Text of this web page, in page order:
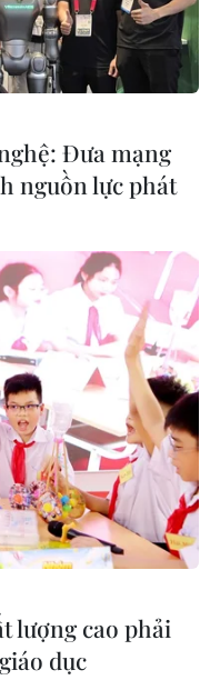
công tác an
Hà Nội đã có
sinh xã hội, chú
giảm nghèo, giải
lao động.
Đưa mạng
nguồn lực phát
lượng cao phải
dục